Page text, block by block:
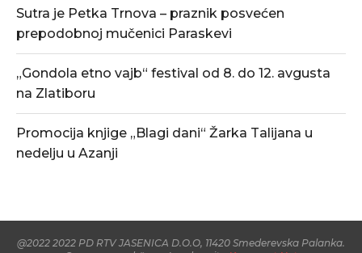
Sutra je Petka Trnova – praznik posvećen
prepodobnoj mučenici Paraskevi
„Gondola etno vajb“ festival od 8. do 12. avgusta
na Zlatiboru
Promocija knjige „Blagi dani“ Žarka Talijana u
nedelju u Azanji
@2022 2022 PD RTV JASENICA D.O.O, 11420 Smederevska Palanka.